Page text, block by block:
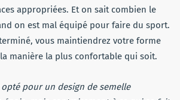
appropriées. Et on sait combien le
on est mal équipé pour faire du sport.
terminé, vous maintiendrez votre forme
manière la plus confortable qui soit.
pour un design de semelle